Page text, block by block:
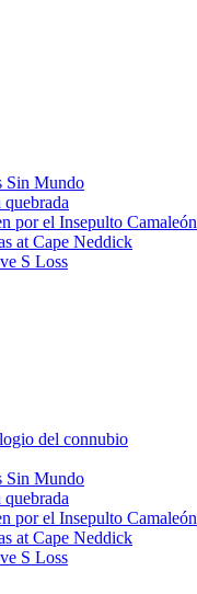
Sin Mundo
por el Insepulto Camaleón
at Cape Neddick
S Loss
del connubio
Sin Mundo
por el Insepulto Camaleón
at Cape Neddick
S Loss